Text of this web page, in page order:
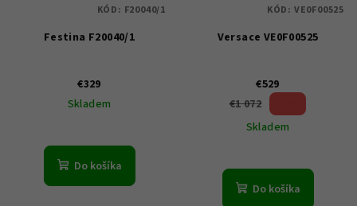
Festina F20040/1
€329
Skladem
Do košíka
KÓD: F20040/1
Versace VE0F00525
€529
€1 072
Skladem
Do košíka
KÓD: VE0F00525